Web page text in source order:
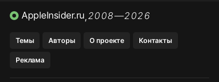
ПРИЛОЖЕНИЯ БЕЗ APP STORE
AppleInsider.ru,2008—2026
Темы Авторы О проекте Контакты
Реклама